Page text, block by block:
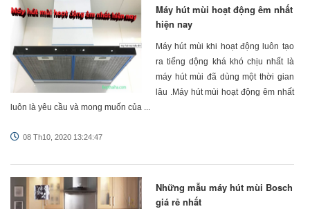
Máy hút mùi hoạt động êm nhất
hiện nay
Máy hút mùi khi hoạt động luôn tạo
ra tiếng dộng khá khó chịu nhất là
máy hút mùi đã dùng một thời gian
lâu .Máy hút mùi hoạt động êm nhất
luôn là yêu cầu và mong muốn của ...
08 Th10, 2020 13:24:47
Những mẫu máy hút mùi Bosch
giá rẻ nhất